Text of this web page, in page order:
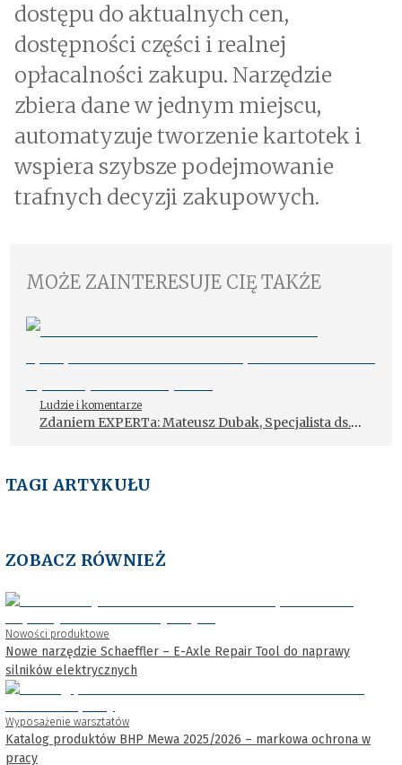
dostępu do aktualnych cen,
dostępności części i realnej
opłacalności zakupu. Narzędzie
zbiera dane w jednym miejscu,
automatyzuje tworzenie kartotek i
wspiera szybsze podejmowanie
trafnych decyzji zakupowych.
MOŻE ZAINTERESUJE CIĘ TAKŻE
Ludzie i komentarze
Zdaniem EXPERTa: Mateusz Dubak, Specjalista ds.
TAGI ARTYKUŁU
ZOBACZ RÓWNIEŻ
Nowości produktowe
Nowe narzędzie Schaeffler – E-Axle Repair Tool do naprawy
silników elektrycznych
Wyposażenie warsztatów
Katalog produktów BHP Mewa 2025/2026 – markowa ochrona w
pracy